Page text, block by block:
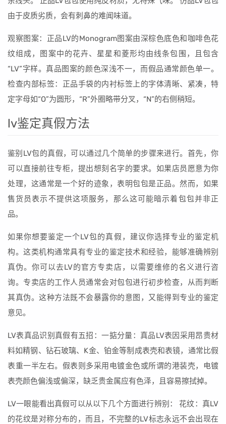
由于皮质劣质，会有刺鼻的难闻味道。
观察图案：正品LV的Monogram图案由深棕色底色和咖啡色花
纹组成，图案中的花卉、星星和菱形均由线条包围，且包含
“LV”字样。真品图案的颜色深浅不一，而假品通常颜色单一。
检查内部标签：正品手袋的内衬标签上的字体清晰、紧凑，特
定字母如“O”为圆形，“R”外圈略带分叉，“N”的右侧稍短。
lv鉴定真假方法
鉴别LV包的真假，可以通过几个简单的步骤来进行。首先，你
可以直接前往专柜，提出想刻名字的要求。如果店员愿意为你
处理，这通常是一个好的迹象，表明包包是正品。然而，如果
售货员表示不提供这项服务，那么这可能暗示着包包并非正
品。
如果你想要鉴定一个LV包的真假，建议你选择专业的鉴定机
构。这类机构通常具有专业的鉴定技术和经验，能够准确辨别
真伪。你可以去LV的官方专卖店，以需要维修的名义进行咨
询。专卖店的工作人员通常会对包包进行初步检查，从而判断
其真伪。这种方法既不会暴露你的意图，又能得到专业的鉴定
意见。
LV表真品识别真假有五招：一掂分量：真品LV表因采用昂贵材
料如精钢、钻石玻璃、K金、铂金等制成表壳和表镜，通常比假
表重一半左右。假表则多采用电镀金色或所谓的港装壳，电镀
表壳颜色偏浅或偏深，缺乏贵金属应有色泽，且容易擦拭掉。
LV一眼能看出真假可以从以下几个方面进行辨别： 花纹：真LV
的花纹是对称分布的，而且，不完整的LV标志永远不会出现在